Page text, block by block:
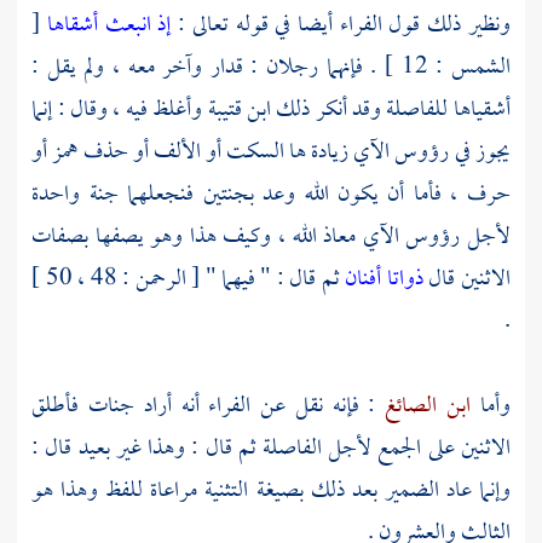
ونظير ذلك قولالفراءأيضا في قوله تعالى :إذ انبعث أشقاها [
الشمس : 12 ] . فإنهما رجلان : قدار وآخر معه ، ولم يقل :
أشقياها للفاصلة وقد أنكر ذلكابن قتيبةوأغلظ فيه ، وقال : إنما
يجوز في رؤوس الآي زيادة ها السكت أو الألف أو حذف همز أو
حرف ، فأما أن يكون الله وعد بجنتين فنجعلهما جنة واحدة
لأجل رؤوس الآي معاذ الله ، وكيف هذا وهو يصفها بصفات
الاثنين قالذواتا أفنان
ثم قال : " فيهما " [ الرحمن : 48 ، 50 ]
.
وأما ابن الصائغ : فإنه نقل عن الفراءأنه أراد جنات فأطلق
الاثنين على الجمع لأجل الفاصلة ثم قال : وهذا غير بعيد قال :
وإنما عاد الضمير بعد ذلك بصيغة التثنية مراعاة للفظ وهذا هو
الثالث والعشرون .